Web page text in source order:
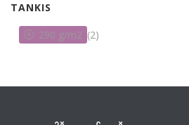
TANKIS
290 g/m2 (2)